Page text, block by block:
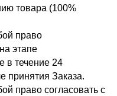
товара (100%
право
этапе
в течение 24
принятия Заказа.
право согласовать с